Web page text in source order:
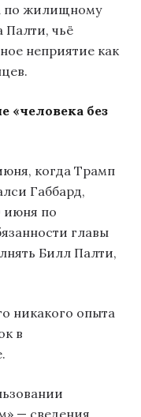
по жилищному
Палти, чьё
неприятие как
«человека без
когда Трамп
Габбард,
июня по
главы
Билл Палти,
никакого опыта
в
— сведения